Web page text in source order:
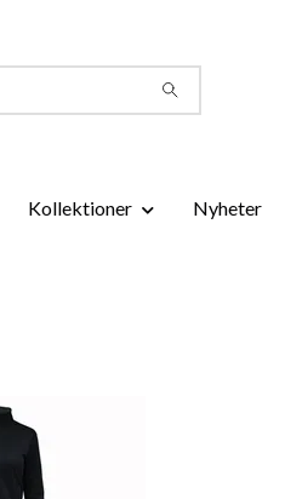
Kollektioner Nyheter